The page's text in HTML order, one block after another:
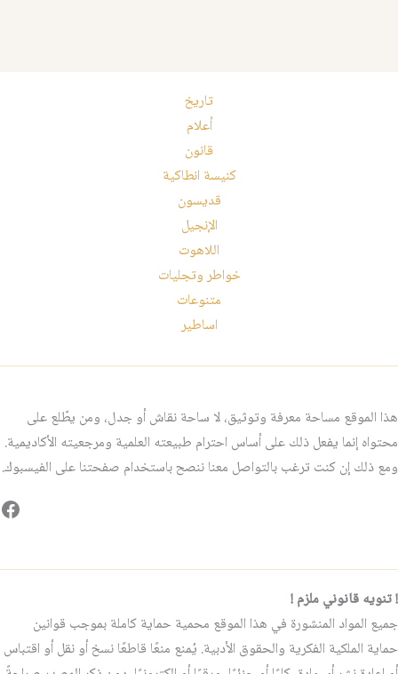
تاريخ
أعلام
قانون
كنيسة انطاكية
قديسون
الإنجيل
اللاهوت
خواطر وتجليات
متنوعات
اساطير
هذا الموقع مساحة معرفة وتوثيق، لا ساحة نقاش أو جدل، ومن يطّلع على
محتواه إنما يفعل ذلك على أساس احترام طبيعته العلمية ومرجعيته الأكاديمية.
ومع ذلك إن كنت ترغب بالتواصل معنا ننصح باستخدام صفحتنا على الفيسبوك.
! تنويه قانوني ملزم !
جميع المواد المنشورة في هذا الموقع محمية حماية كاملة بموجب قوانين
حماية الملكية الفكرية والحقوق الأدبية. يُمنع منعًا قاطعًا نسخ أو نقل أو اقتباس